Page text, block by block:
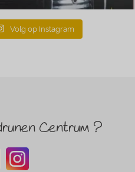
Volg op Instagram
Centrum ?